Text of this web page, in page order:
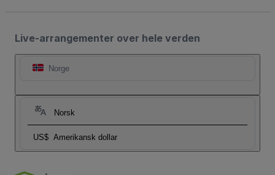
Live-arrangementer over hele verden
Norge
Norsk
US$ Amerikansk dollar